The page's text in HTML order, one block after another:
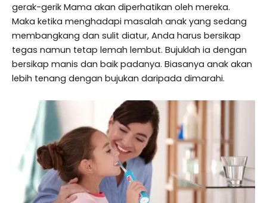
gerak-gerik Mama akan diperhatikan oleh mereka.
Maka ketika menghadapi masalah anak yang sedang
membangkang dan sulit diatur, Anda harus bersikap
tegas namun tetap lemah lembut. Bujuklah ia dengan
bersikap manis dan baik padanya. Biasanya anak akan
lebih tenang dengan bujukan daripada dimarahi.